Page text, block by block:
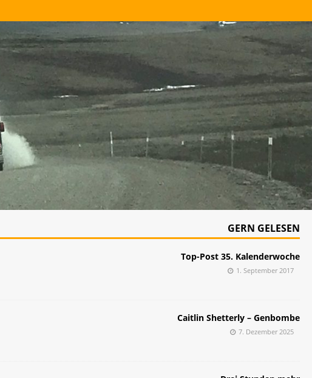
GERN GELESEN
Top-Post 35. Kalenderwoche
1. September 2017
Caitlin Shetterly – Genbombe
7. Dezember 2025